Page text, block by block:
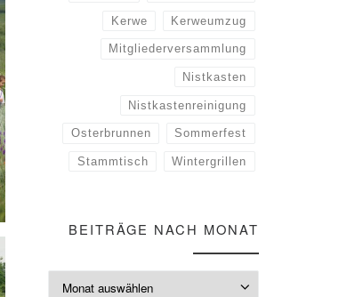
Kerwe Kerweumzug
Mitgliederversammlung
Nistkasten
Nistkastenreinigung
Osterbrunnen Sommerfest
Stammtisch Wintergrillen
BEITRÄGE NACH MONAT